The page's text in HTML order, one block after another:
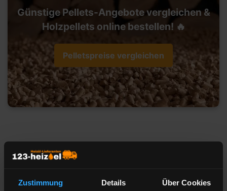
Zustimmung Details Über Cookies
Günstige Pellets-Angebote vergleichen &
Holzpellets online bestellen! 🔥
Pelletspreise vergleichen
Heizöl-Preisangebot für 45964